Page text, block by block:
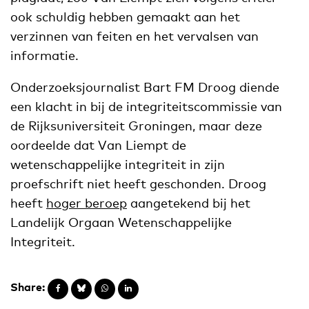
ook schuldig hebben gemaakt aan het
verzinnen van feiten en het vervalsen van
informatie.
Onderzoeksjournalist Bart FM Droog diende
een klacht in bij de integriteitscommissie van
de Rijksuniversiteit Groningen, maar deze
oordeelde dat Van Liempt de
wetenschappelijke integriteit in zijn
proefschrift niet heeft geschonden. Droog
heeft hoger beroep aangetekend bij het
Landelijk Orgaan Wetenschappelijke
Integriteit.
Share: